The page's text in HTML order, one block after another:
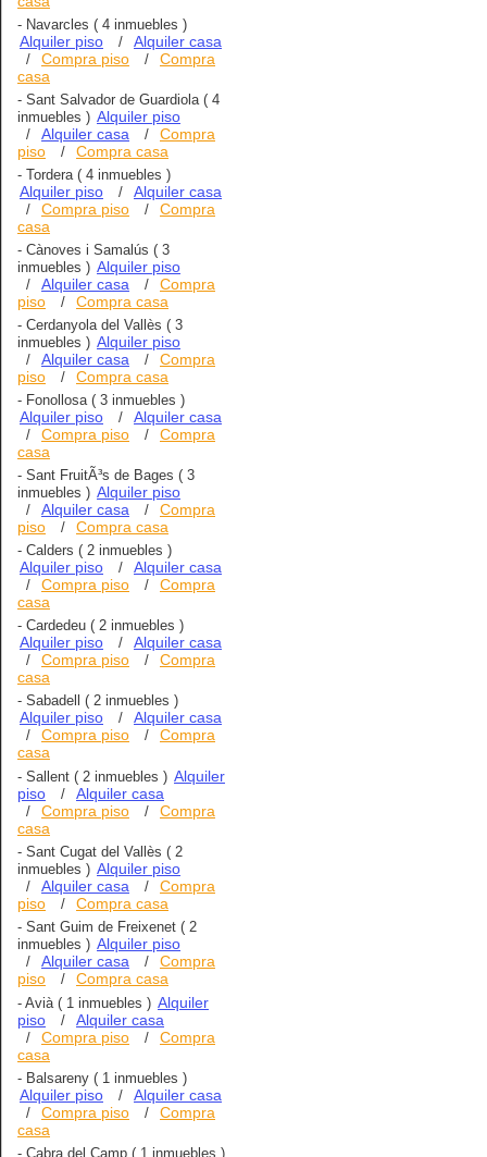
- Navarcles ( 4 inmuebles )
Alquiler piso / Alquiler casa
/ Compra piso /
Compra
casa
- Sant Salvador de Guardiola( 4
inmuebles ) Alquiler piso
/ Alquiler casa /
Compra
piso
/ Compra casa
- Tordera( 4 inmuebles )
Alquiler piso / Alquiler casa
/ Compra piso /
Compra
casa
- Cànoves i Samalús ( 3
inmuebles ) Alquiler piso
/ Alquiler casa /
Compra
piso
/ Compra casa
- Cerdanyola del Vallès ( 3
inmuebles ) Alquiler piso
/ Alquiler casa /
Compra
piso
/ Compra casa
- Fonollosa( 3 inmuebles )
Alquiler piso / Alquiler casa
/ Compra piso /
Compra
casa
- Sant FruitÃ³s de Bages ( 3
inmuebles ) Alquiler piso
/ Alquiler casa /
Compra
piso
/ Compra casa
- Calders ( 2 inmuebles )
Alquiler piso / Alquiler casa
/ Compra piso /
Compra
casa
- Cardedeu ( 2 inmuebles )
Alquiler piso / Alquiler casa
/ Compra piso /
Compra
casa
- Sabadell ( 2 inmuebles )
Alquiler piso / Alquiler casa
/ Compra piso /
Compra
casa
- Sallent ( 2 inmuebles ) Alquiler
piso
/ Alquiler casa
/ Compra piso /
Compra
casa
- Sant Cugat del Vallès ( 2
inmuebles ) Alquiler piso
/ Alquiler casa /
Compra
piso
/ Compra casa
- Sant Guim de Freixenet ( 2
inmuebles ) Alquiler piso
/ Alquiler casa /
Compra
piso
/ Compra casa
- Avià( 1 inmuebles ) Alquiler
piso
/ Alquiler casa
/ Compra piso /
Compra
casa
- Balsareny ( 1 inmuebles )
Alquiler piso / Alquiler casa
/ Compra piso /
Compra
casa
- Cabra del Camp ( 1 inmuebles )